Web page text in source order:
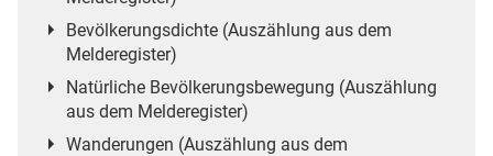
Bevölkerungsdichte (Auszählung aus dem
Melderegister)
Natürliche Bevölkerungsbewegung (Auszählung
aus dem Melderegister)
Wanderungen (Auszählung aus dem